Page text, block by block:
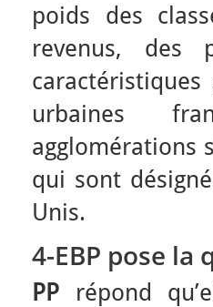
poids des
revenus, des
urbaines
agglomérations
qui sont
Unis.
4-EBP pose la
PP répond